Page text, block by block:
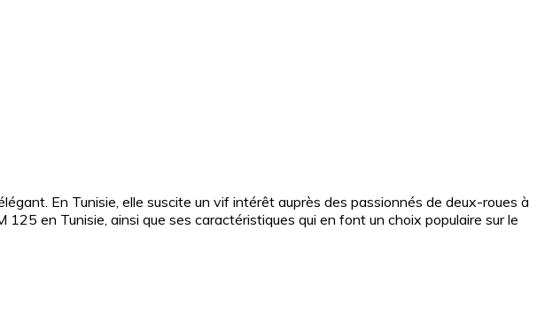
En Tunisie, elle suscite un vif intérêt auprès des passionnés de deux-roues à
en Tunisie, ainsi que ses caractéristiques qui en font un choix populaire sur le